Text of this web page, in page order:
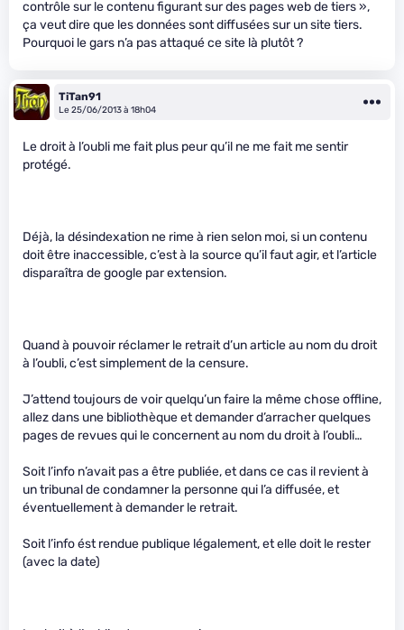
contrôle sur le contenu figurant sur des pages web de tiers »,
ça veut dire que les données sont diffusées sur un site tiers.
Pourquoi le gars n’a pas attaqué ce site là plutôt ?
TiTan91
Le 25/06/2013 à 18h04
Le droit à l’oubli me fait plus peur qu’il ne me fait me sentir
protégé.
Déjà, la désindexation ne rime à rien selon moi, si un contenu
doit être inaccessible, c’est à la source qu’il faut agir, et l’article
disparaîtra de google par extension.
Quand à pouvoir réclamer le retrait d’un article au nom du droit
à l’oubli, c’est simplement de la censure.
J’attend toujours de voir quelqu’un faire la même chose offline,
allez dans une bibliothèque et demander d’arracher quelques
pages de revues qui le concernent au nom du droit à l’oubli…
Soit l’info n’avait pas a être publiée, et dans ce cas il revient à
un tribunal de condamner la personne qui l’a diffusée, et
éventuellement à demander le retrait.
Soit l’info ést rendue publique légalement, et elle doit le rester
(avec la date)